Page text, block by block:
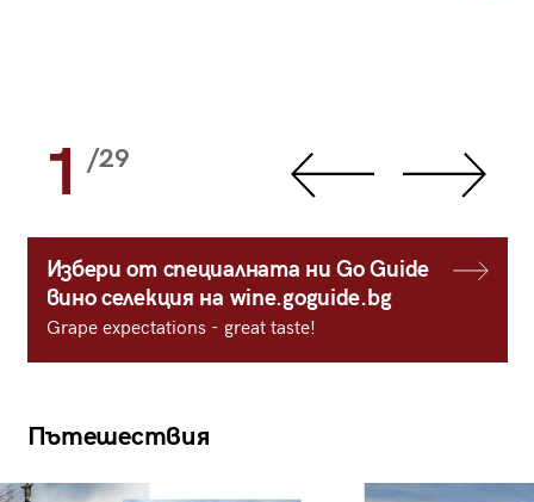
1 /29
Избери от специалната ни Go Guide
вино селекция на wine.goguide.bg
Grape expectations - great taste!
Пътешествия